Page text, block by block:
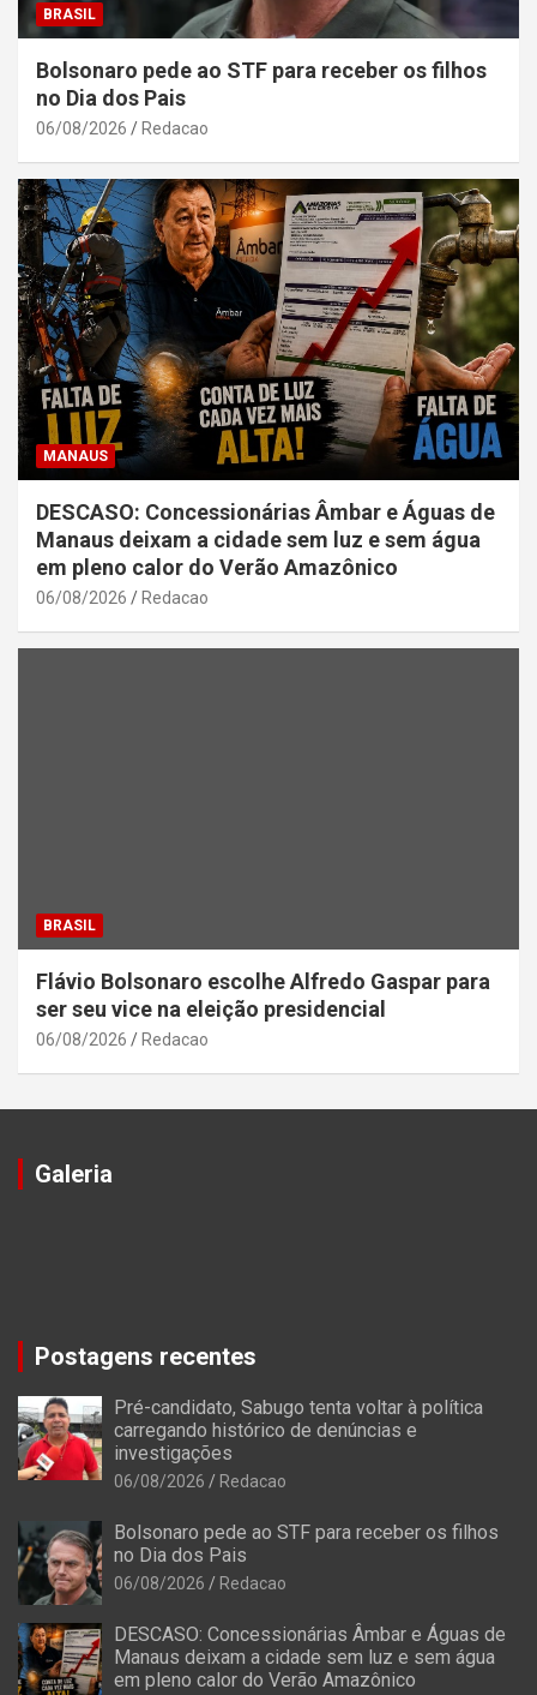
BRASIL
Bolsonaro pede ao STF para receber os filhos
no Dia dos Pais
06/08/2026 Redacao
MANAUS
DESCASO: Concessionárias Âmbar e Águas de
Manaus deixam a cidade sem luz e sem água
em pleno calor do Verão Amazônico
06/08/2026 Redacao
BRASIL
Flávio Bolsonaro escolhe Alfredo Gaspar para
ser seu vice na eleição presidencial
06/08/2026 Redacao
Galeria
Postagens recentes
Pré-candidato, Sabugo tenta voltar à política
carregando histórico de denúncias e
investigações
06/08/2026 Redacao
Bolsonaro pede ao STF para receber os filhos
no Dia dos Pais
06/08/2026 Redacao
DESCASO: Concessionárias Âmbar e Águas de
Manaus deixam a cidade sem luz e sem água
em pleno calor do Verão Amazônico